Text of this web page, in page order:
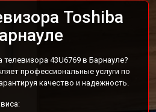
Toshiba
43U6769 в Барнауле?
профессиональные услуги по
качество и надежность.